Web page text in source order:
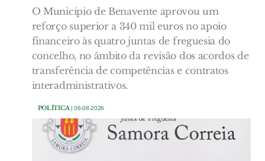
O Município de Benavente aprovou um
reforço superior a 340 mil euros no apoio
financeiro às quatro juntas de freguesia do
concelho, no âmbito da revisão dos acordos de
transferência de competências e contratos
interadministrativos.
POLÍTICA | 06-08-2026